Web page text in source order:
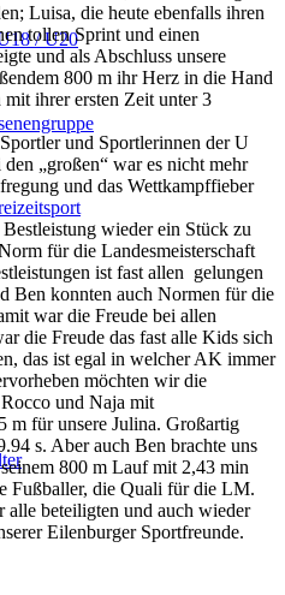
/ U20
Luisa, die heute ebenfalls ihren
tollen Sprint und einen
und als Abschluss unsere
800 m ihr Herz in die Hand
ihrer ersten Zeit unter 3
und Sportlerinnen der U
„großen“ war es nicht mehr
und das Wettkampffieber
wieder ein Stück zu
für die Landesmeisterschaft
ist fast allen gelungen
Ben konnten auch Normen für die
war die Freude bei allen
die Freude das fast alle Kids sich
das ist egal in welcher AK immer
möchten wir die
und Naja mit
m für unsere Julina. Großartig
s. Aber auch Ben brachte uns
800 m Lauf mit 2,43 min
Fußballer, die Quali für die LM.
beteiligten und auch wieder
Eilenburger Sportfreunde.